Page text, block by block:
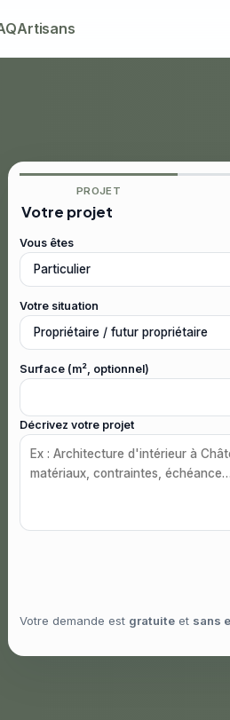
Artisans
PROJET
Votre projet
Vous êtes
Votre situation
Surface (m², optionnel)
Décrivez votre projet
Votre demande est gratuite et sans